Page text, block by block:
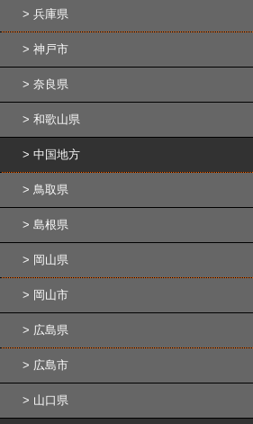
兵庫県
神戸市
奈良県
和歌山県
中国地方
鳥取県
島根県
岡山県
岡山市
広島県
広島市
山口県